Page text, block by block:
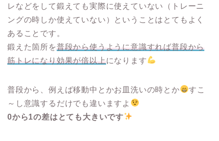
レなどをして鍛えても実際に使えていない（トレーニ
ングの時しか使えていない）ということはとてもよく
あることです。
鍛えた箇所を普段から使うように意識すれば普段から
筋トレになり効果が倍以上 になります
普段から、例えば移動中とかお皿洗いの時とか
すこ
～し意識するだけでも違いますよ
0から1の差はとても大きいです